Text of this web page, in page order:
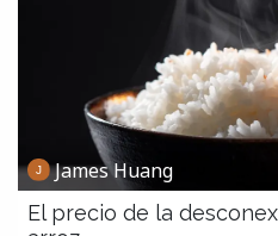
James Huang
El precio de la